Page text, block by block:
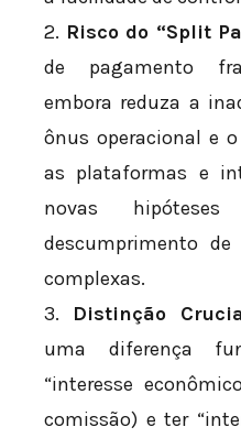
2. Risco do “Split
de pagamento
embora reduza a
ônus operacional e
as plataformas e
novas
descumprimento de
complexas.
3. Distinção
uma diferença
“interesse
comissão) e ter